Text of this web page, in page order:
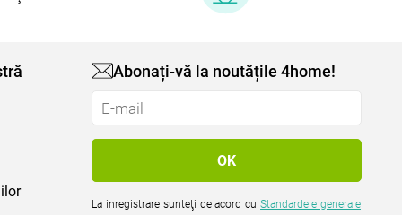
Abonați-vă la noutățile 4home!
La inregistrare sunteţi de acord cuStandardele generale